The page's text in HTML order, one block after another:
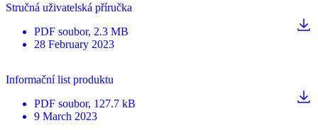
Stručná uživatelská příručka
PDF soubor, 2.3 MB
28 February 2023
Informační list produktu
PDF soubor, 127.7 kB
9 March 2023